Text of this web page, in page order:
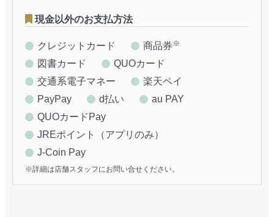
現金以外のお支払方法
クレジットカード 商品券※
図書カード
QUOカード
交通系電子マネー
楽天ペイ
PayPay
d払い
au PAY
QUOカードPay
JREポイント（アプリのみ）
J-Coin Pay
※詳細は店舗スタッフにお問い合せください。